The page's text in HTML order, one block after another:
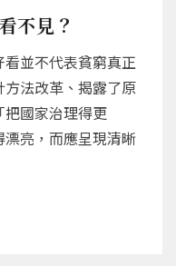
不見？
並不代表貧窮真正
法改革、揭露了原
國家治理得更
亮，而應呈現清晰